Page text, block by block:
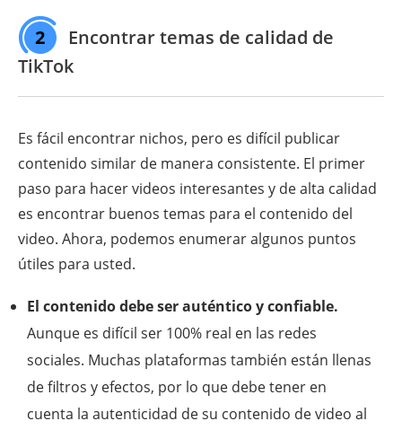
2
Encontrar temas de calidad de
TikTok
Es fácil encontrar nichos, pero es difícil publicar
contenido similar de manera consistente. El primer
paso para hacer videos interesantes y de alta calidad
es encontrar buenos temas para el contenido del
video. Ahora, podemos enumerar algunos puntos
útiles para usted.
El contenido debe ser auténtico y confiable.
Aunque es difícil ser 100% real en las redes
sociales. Muchas plataformas también están llenas
de filtros y efectos, por lo que debe tener en
cuenta la autenticidad de su contenido de video al